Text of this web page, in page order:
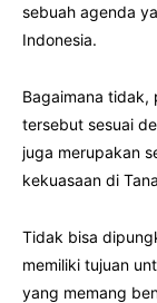
sebuah agenda
Indonesia.
Bagaimana tidak,
tersebut sesuai
juga merupakan
kekuasaan di
Tidak bisa
memiliki tujuan
yang memang